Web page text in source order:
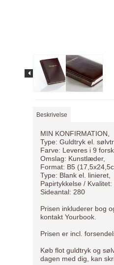
Beskrivelse
MIN KONFIRMATION,
Type: Guldtryk el.
Farve: Leveres i 9
Omslag: Kunstlæder,
Format: B5
Type: Blank el. linieret,
Papirtykkelse /
Sideantal: 280
Prisen inkluderer bog
kontakt Yourbook.
Prisen er incl.
Køb flot guldtryk og
dagen med dig, kan